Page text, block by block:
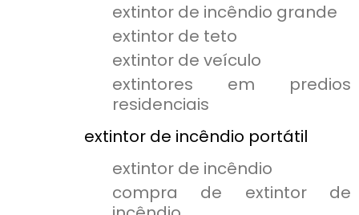
extintor de incêndio grande
extintor de teto
extintor de veículo
extintores em predios
residenciais
extintor de incêndio portátil
extintor de incêndio
compra de extintor de